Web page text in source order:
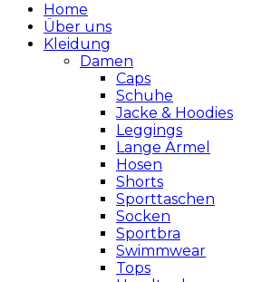
Home
Über uns
Kleidung
Damen
Caps
Schuhe
Jacke & Hoodies
Leggings
Lange Ärmel
Hosen
Shorts
Sporttaschen
Socken
Sportbra
Swimmwear
Tops